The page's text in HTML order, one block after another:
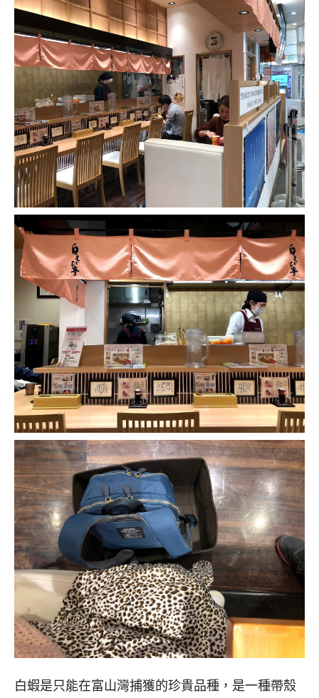
白蝦是只能在富山灣捕獲的珍貴品種，是一種帶殼